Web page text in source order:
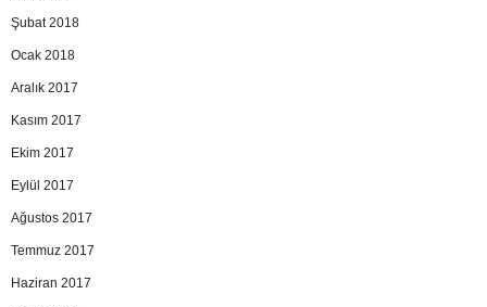
Şubat 2018
Ocak 2018
Aralık 2017
Kasım 2017
Ekim 2017
Eylül 2017
Ağustos 2017
Temmuz 2017
Haziran 2017